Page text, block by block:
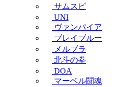
サムスピ
UNI
ヴァンパイア
ブレイブルー
メルブラ
北斗の拳
DOA
マーベル闘魂